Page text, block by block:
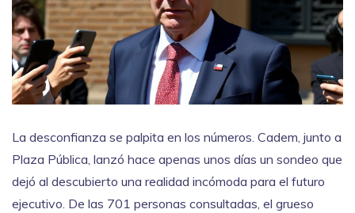
La desconfianza se palpita en los números. Cadem, junto a
Plaza Pública, lanzó hace apenas unos días un sondeo que
dejó al descubierto una realidad incómoda para el futuro
ejecutivo. De las 701 personas consultadas, el grueso